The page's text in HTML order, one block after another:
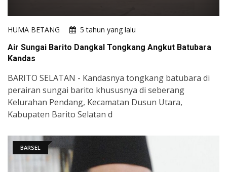
HUMA BETANG
5 tahun yang lalu
Air Sungai Barito Dangkal Tongkang Angkut Batubara
Kandas
BARITO SELATAN - Kandasnya tongkang batubara di
perairan sungai barito khususnya di seberang
Kelurahan Pendang, Kecamatan Dusun Utara,
Kabupaten Barito Selatan d
BARSEL